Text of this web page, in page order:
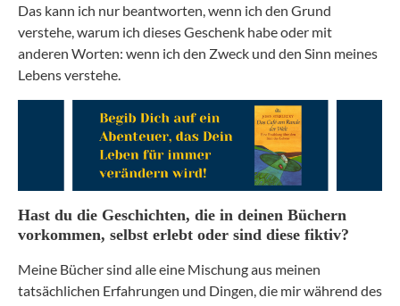
Das kann ich nur beantworten, wenn ich den Grund
verstehe, warum ich dieses Geschenk habe oder mit
anderen Worten: wenn ich den Zweck und den Sinn meines
Lebens verstehe.
Hast du die Geschichten, die in deinen Büchern
vorkommen, selbst erlebt oder sind diese fiktiv?
Meine Bücher sind alle eine Mischung aus meinen
tatsächlichen Erfahrungen und Dingen, die mir während des